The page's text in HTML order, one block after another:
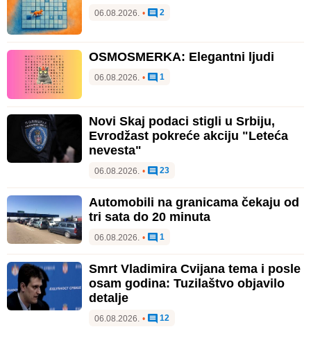
06.08.2026. • 2
OSMOSMERKA: Elegantni ljudi
06.08.2026. • 1
Novi Skaj podaci stigli u Srbiju,
Evrodžast pokreće akciju "Leteća
nevesta"
06.08.2026. • 23
Automobili na granicama čekaju od
tri sata do 20 minuta
06.08.2026. • 1
Smrt Vladimira Cvijana tema i posle
osam godina: Tuzilaštvo objavilo
detalje
06.08.2026. • 12